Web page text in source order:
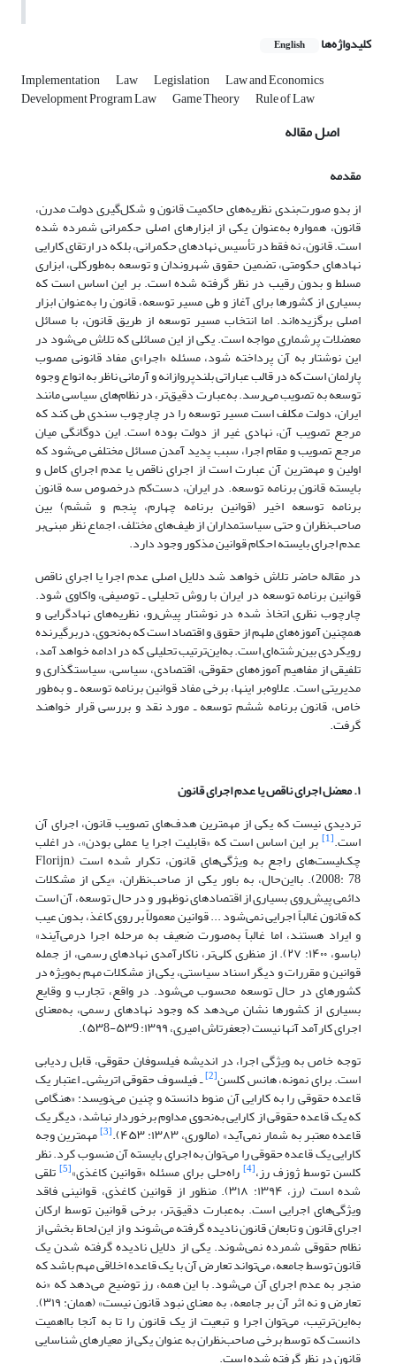
کلیدواژه‌ها English
Implementation Law Legislation Law and Economics
Development Program Law Game Theory Rule of Law
اصل مقاله
مقدمه
از بدو صورت‌بندی نظریه‌های حاکمیت قانون و شکل‌گیری دولت مدرن،
قانون، همواره به‌عنوان یکی از ابزارهای اصلی حکمرانی شمرده شده
است. قانون، نه فقط در تأسیس نهادهای حکمرانی، بلکه در ارتقای کارایی
نهادهای حکومتی، تضمین حقوق شهروندان و توسعه به‌طورکلی، ابزاری
مسلط و بدون رقیب در نظر گرفته شده است. بر این اساس است که
بسیاری از کشورها برای آغاز و طی مسیر توسعه، قانون را به‌عنوان ابزار
اصلی برگزیده‌اند. اما انتخاب مسیر توسعه از طریق قانون، با مسائل
معضلات پرشماری مواجه است. یکی از این مسائلی که تلاش می‌شود در
این نوشتار به آن پرداخته شود، مسئله «اجرا»ی مفاد قانونی مصوب
پارلمان‌ است که در قالب عباراتی بلندپروازانه و آرمانی ناظر به انواع وجوه
توسعه به تصویب می‌رسد. به‌عبارت دقیق‌تر، در نظام‌های سیاسی مانند
ایران، دولت مکلف است مسیر توسعه را در چارچوب سندی طی کند که
مرجع تصویب آن، نهادی غیر از دولت بوده است. این دوگانگی میان
مرجع تصویب و مقام اجرا، سبب پدید آمدن مسائل مختلفی می‌شود که
اولین و مهمترین آن عبارت است از اجرای ناقص یا عدم اجرای کامل و
بایسته قانون برنامه توسعه. در ایران، دست‌کم درخصوص سه قانون
برنامه توسعه اخیر (قوانین برنامه چهارم، پنجم و ششم) بین
صاحب‌نظران و حتی سیاستمداران از طیف‌های مختلف، اجماع نظر مبنی‌بر
عدم اجرای بایسته احکام قوانین مذکور وجود دارد.
در مقاله حاضر تلاش خواهد شد دلایل اصلی عدم اجرا یا اجرای ناقص
قوانین برنامه توسعه در ایران با روش تحلیلی ـ توصیفی، واکاوی شود.
چارچوب نظری اتخاذ شده در نوشتار پیش‌رو، نظریه‌های نهادگرایی و
همچنین آموزه‌های ملهم از حقوق و اقتصاد است که به‌نحوی، در‌بر‌گیرنده
رویکردی بین‌رشته‌ای است. به‌این‌ترتیب‌ تحلیلی که در ادامه خواهد آمد،
تلفیقی از مفاهیم آموزه‌های حقوقی، اقتصادی، سیاسی، سیاستگذاری و
مدیریتی است. علاوه‌بر اینها، برخی مفاد قوانین برنامه توسعه ـ و به‌طور
خاص، قانون برنامه ششم توسعه ـ مورد نقد و بررسی قرار خواهند
گرفت.
۱. معضل اجرای ناقص یا عدم اجرای قانون
تردیدی نیست که یکی از مهمترین هدف‌های تصویب قانون، اجرای آن
است.[1] بر این اساس است که «قابلیت اجرا یا عملی ‌بودن»، در اغلب
چک‌لیست‌های راجع به ویژگی‌های قانون، تکرار شده است (Florijn,
2008: 78). بااین‌حال، به باور یکی از صاحب‌نظران، «یکی از مشکلات
دائمی پیش‌روی بسیاری از اقتصادهای نوظهور و در حال توسعه، آن است
که قانون غالباً اجرایی نمی‌شود ... قوانین معمولاً بر روی کاغذ، بدون عیب
و ایراد هستند، اما غالباً به‌صورت ضعیف به مرحله اجرا در‌می‌آیند»
(باسو، ۱۴۰۰: ۲۷). از منظری کلی‌تر، ناکارآمدی نهادهای رسمی، از جمله
قوانین و مقررات و دیگر اسناد سیاستی، یکی از مشکلات مهم به‌ویژه در
کشورهای در حال توسعه محسوب می‌شود. در واقع، تجارب و وقایع
بسیاری از کشورها نشان می‌دهد که وجود نهادهای رسمی، به‌معنای
اجرای کارآمد آنها نیست (جعفرتاش امیری، ۱۳۹۹: ۵۳9-۵۳8).
توجه خاص به ویژگی اجرا، در اندیشه فیلسوفان حقوقی، قابل ردیابی
است. برای نمونه، هانس کلسن[2] ـ فیلسوف حقوقی اتریشی ـ اعتبار یک
قاعده حقوقی را به کارایی آن منوط دانسته و چنین می‌نویسد: «هنگامی
که یک قاعده حقوقی از کارایی به‌نحوی مداوم برخوردار نباشد، دیگر یک
قاعده معتبر به ‌‌شمار نمی‌آید» (مالوری، ۱۳۸۳: ۴۵۳). [3] مهمترین وجه
کارایی یک قاعده حقوقی را می‌توان به اجرای بایسته آن منسوب کرد. نظر
کلسن توسط ژوزف رز،[4] راه‌حلی برای مسئله «قوانین کاغذی»[5] تلقی
شده است (رز، ۱۳۹۴: ۳۱۸). منظور از قوانین کاغذی، قوانینی فاقد
ویژگی‌های اجرایی است. به‌عبارت دقیق‌تر، برخی قوانین توسط ارکان
اجرای قانون و تابعان قانون نادیده گرفته می‌شوند و از این لحاظ بخشی از
نظام حقوقی شمرده نمی‌شوند. یکی از دلایل نادیده‌ گرفته‌ شدن یک
قانون توسط جامعه، می‌تواند تعارض آن با یک قاعده اخلاقی مهم باشد که
منجر به عدم اجرای آن می‌شود. با این همه، رز توضیح می‌دهد که «نه
تعارض و نه اثر آن بر جامعه، به‌ معنای نبود قانون نیست» (همان: ۳۱۹).
به‌این‌ترتیب، می‌توان اجرا و تبعیت از یک قانون را تا به آنجا با‌اهمیت
دانست که توسط برخی صاحب‌نظران به عنوان یکی از معیارهای شناسایی
قانون در نظر گرفته شده است.